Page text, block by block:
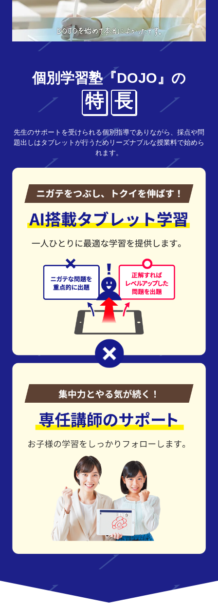
個別学習塾『DOJO』の
特 長
先生のサポートを受けられる個別指導でありながら、採点や問
題出しはタブレットが行うためリーズナブルな授業料で始めら
れます。